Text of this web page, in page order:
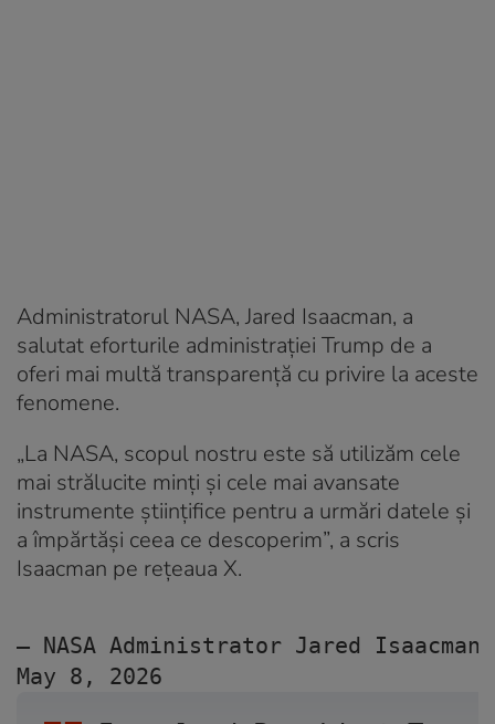
Administratorul NASA, Jared Isaacman, a
salutat eforturile administrației Trump de a
oferi mai multă transparență cu privire la aceste
fenomene.
„La NASA, scopul nostru este să utilizăm cele
mai strălucite minți și cele mai avansate
instrumente științifice pentru a urmări datele și
a împărtăși ceea ce descoperim”, a scris
Isaacman pe rețeaua X.
— NASA Administrator Jared Isaacman
May 8, 2026